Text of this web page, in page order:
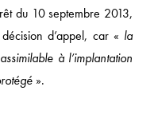
du 10 septembre 2013,
d’appel, car « la
à l’implantation
».